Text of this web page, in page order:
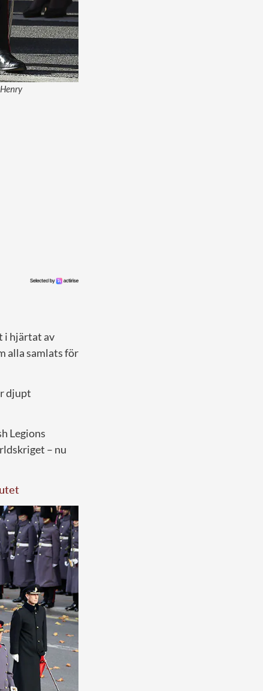
i hjärtat av
alla samlats för
djupt
Legions
– nu